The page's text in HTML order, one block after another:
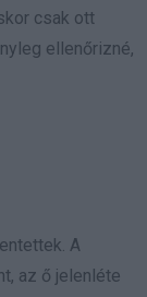
csak ott
ellenőrizné,
A
az ő jelenléte